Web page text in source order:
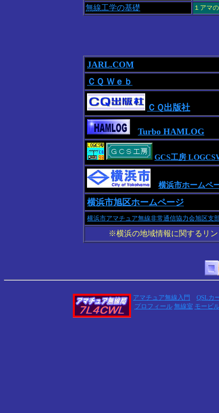
無線工学の基礎 １アマ
JARL.COM
ＣＱ Ｗｅｂ
ＣＱ出版社
Turbo HAMLOG
GCS工房
横浜市ホームペ
横浜市旭区ホームページ
横浜市アマチュア無線非常通信協力会旭区支
※横浜の地域情報に関するリ
アマチュア無線入門
QSLカ
プロフィール 無線室 モービ